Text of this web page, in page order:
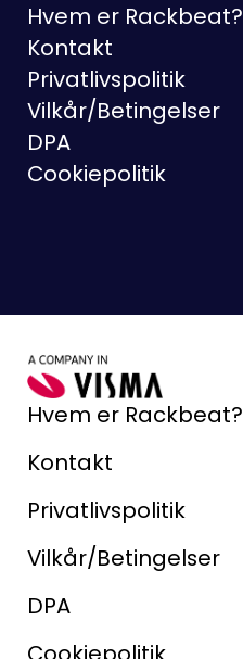
Hvem er Rackbeat?
Kontakt
Privatlivspolitik
Vilkår/Betingelser
DPA
Cookiepolitik
Hvem er Rackbeat?
Kontakt
Privatlivspolitik
Vilkår/Betingelser
DPA